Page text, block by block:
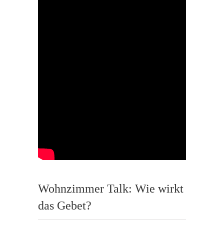
Wohnzimmer Talk: Wie wirkt
das Gebet?